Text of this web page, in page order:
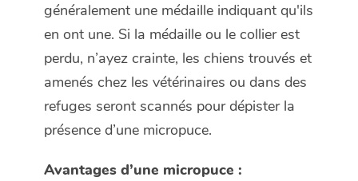
généralement une médaille indiquant qu'ils
en ont une. Si la médaille ou le collier est
perdu, n’ayez crainte, les chiens trouvés et
amenés chez les vétérinaires ou dans des
refuges seront scannés pour dépister la
présence d’une micropuce.
Avantages d’une micropuce :